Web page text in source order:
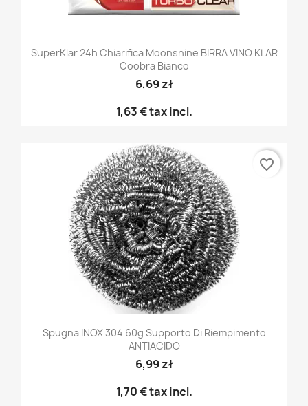
SuperKlar 24h Chiarifica Moonshine BIRRA VINO KLAR
Coobra Bianco
6,69 zł
1,63 €tax incl.
Spugna INOX 304 60g Supporto Di Riempimento
ANTIACIDO
6,99 zł
1,70 €tax incl.
favorite_border